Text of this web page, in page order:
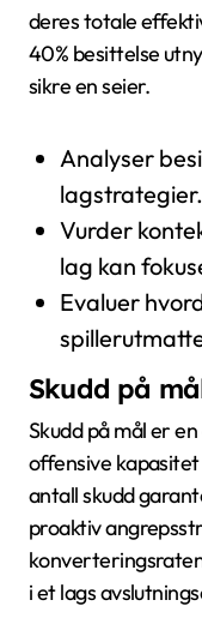
deres totale
40% besittelse
sikre en seier.
Analyser
lagstrategier.
Vurder
lag kan
Evaluer
Skudd på
Skudd på mål er
offensive
antall skudd
proaktiv
i et lags